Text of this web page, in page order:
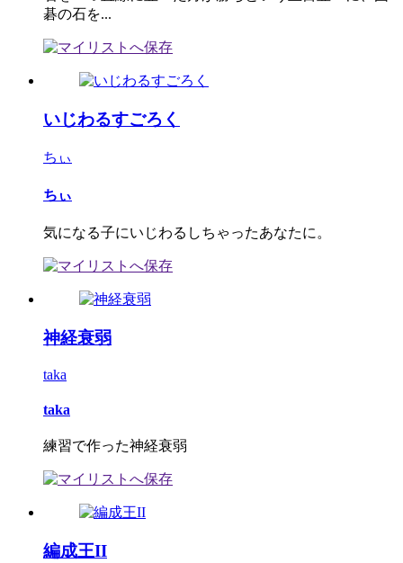
碁の石を...
いじわるすごろく
ちぃ
ちぃ
気になる子にいじわるしちゃったあなたに。
神経衰弱
taka
taka
練習で作った神経衰弱
編成王II